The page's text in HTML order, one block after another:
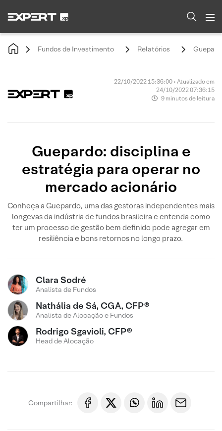
Fundos de Investimento Relatórios
22/10/2022 15:36:00 • Atualizado em
24/10/2022 07:36:15
9 minutos de leitura
Guepardo: disciplina e
estratégia para operar no
mercado acionário
Conheça a Guepardo, uma das gestoras independentes mais
longevas da indústria de fundos brasileira e entenda como
ter um processo de gestão bem definido pode agregar em
resiliência e bons retornos no longo prazo.
Clara Sodré
Analista de Fundos
Nathália de Sá, CGA, CFP®
Analista de Alocação e Fundos
Rodrigo Sgavioli, CFP®
Head de Alocação
Compartilhar: